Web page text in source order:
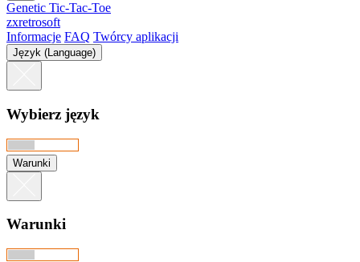
Genetic Tic-Tac-Toe
zxretrosoft
Informacje FAQ Twórcy aplikacji
Język (Language)
Wybierz język
Warunki
Warunki